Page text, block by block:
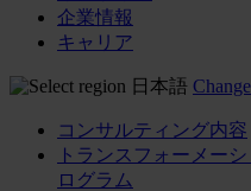
企業情報
キャリア
日本語 Change
コンサルティング内容
トランスフォーメー
ログラム